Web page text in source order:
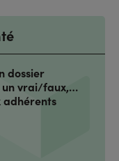
dossier
un vrai/faux,…
adhérents